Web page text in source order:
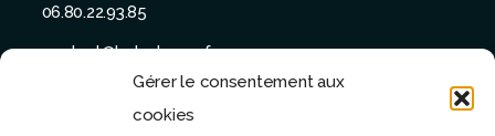
Gérer le consentement aux
cookies
06.80.22.93.85
contact@batu-taman.fr